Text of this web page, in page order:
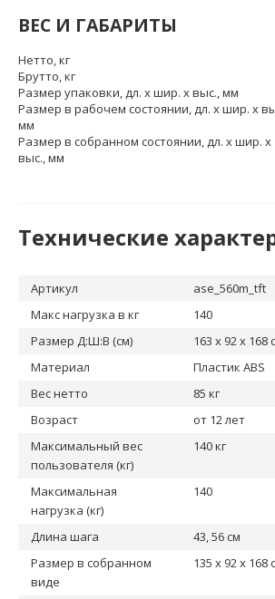
ВЕС И ГАБАРИТЫ
Нетто, кг
Брутто, кг
Размер упаковки, дл. х шир. х выс., мм
Размер в рабочем состоянии, дл. х шир. х
мм
Размер в собранном состоянии, дл. х шир. х
выс., мм
Технические
Артикул
ase_560m_tft
Макс нагрузка в кг
140
Размер Д:Ш:В (см)
163 х 92 х 168
Материал
Пластик ABS
Вес нетто
85 кг
Возраст
от 12 лет
Максимальный вес
пользователя (кг)
140 кг
Максимальная
нагрузка (кг)
140
Длина шага
43, 56 см
Размер в собранном
виде
135 х 92 х 168